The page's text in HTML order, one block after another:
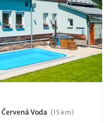
Červená Voda (15 km)